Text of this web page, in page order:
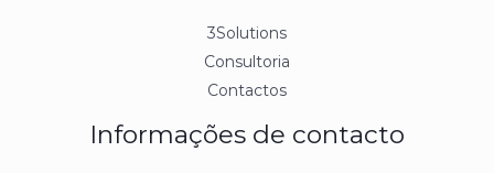
3Solutions
Consultoria
Contactos
Informações de contacto